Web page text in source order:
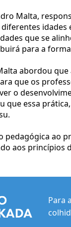
Malta,
idades
que se
para a
abordou
que os
o
que essa
pedagógica ao
aos princípios
Para